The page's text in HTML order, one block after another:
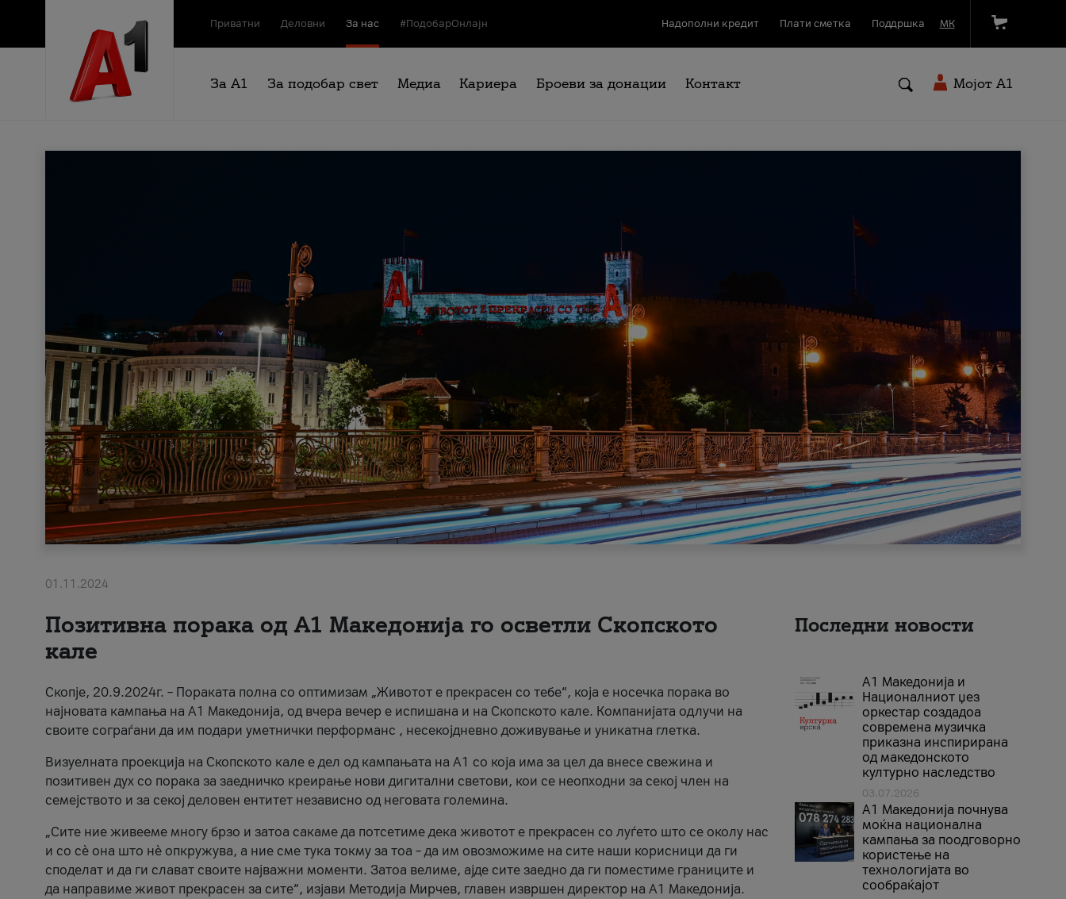
Приватни Деловни За нас #ПодобарОнлајн Надополни кредит Плати сметка Поддршка МК
За А1 За подобар свет Медиа Кариера Броеви за донации Контакт Мојот A1
01.11.2024
Позитивна порака од А1 Македонија го осветли Скопското
кале
Скопје, 20.9.2024г. – Пораката полна со оптимизам „Животот е прекрасен со тебе“, која е носечка порака во
најновата кампања на А1 Македонија, од вчера вечер е испишана и на Скопското кале. Компанијата одлучи на
своите сограѓани да им подари уметнички перформанс , несекојдневно доживување и уникатна глетка.
Визуелната проекција на Скопското кале е дел од кампањата на А1 со која има за цел да внесе свежина и
позитивен дух со порака за заедничко креирање нови дигитални светови, кои се неопходни за секој член на
семејството и за секој деловен ентитет независно од неговата големина.
„Сите ние живееме многу брзо и затоа сакаме да потсетиме дека животот е прекрасен со луѓето што се околу нас
и со сè она што нè опкружува, а ние сме тука токму за тоа – да им овозможиме на сите наши корисници да ги
споделат и да ги слават своите најважни моменти. Затоа велиме, ајде сите заедно да ги поместиме границите и
да направиме живот прекрасен за сите“, изјави Методија Мирчев, главен извршен директор на А1 Македонија.
Последни новости
А1 Македонија и
Националниот џез
оркестар создадоа
современа музичка
приказна инспирирана
од македонското
културно наследство
03.07.2026
A1 Македонија почнува
моќна национална
кампања за поодговорно
користење на
технологијата во
сообраќајот